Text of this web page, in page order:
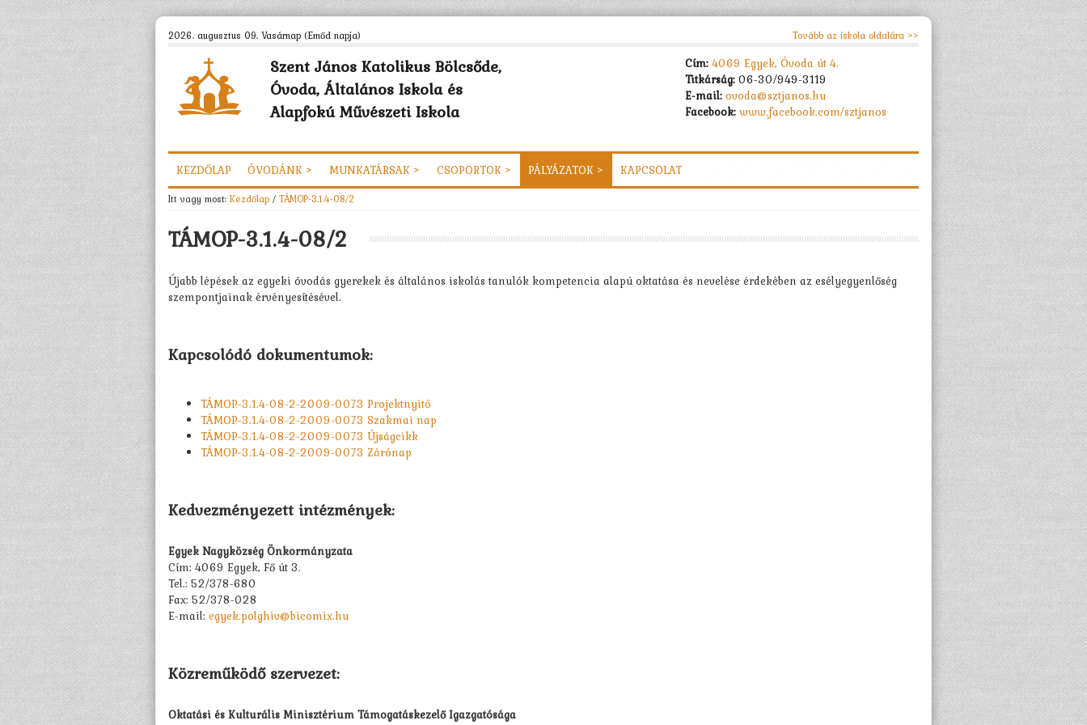
2026. augusztus 09. Vasárnap (Emőd napja) Tovább az iskola oldalára >>
Szent János Katolikus Bölcsőde,
Óvoda, Általános Iskola és
Alapfokú Művészeti Iskola
Cím: 4069 Egyek, Óvoda út 4.
Titkárság:06-30/949-3119
E-mail: ovoda@sztjanos.hu
Facebook: www.facebook.com/sztjanos
KEZDŐLAP ÓVODÁNK > MUNKATÁRSAK > CSOPORTOK > PÁLYÁZATOK > KAPCSOLAT
Itt vagy most: Kezdőlap / TÁMOP-3.1.4-08/2
TÁMOP-3.1.4-08/2
Újabb lépések az egyeki óvodás gyerekek és általános iskolás tanulók kompetencia alapú oktatása és nevelése érdekében az esélyegyenlőség
szempontjainak érvényesítésével.
Kapcsolódó dokumentumok:
TÁMOP-3.1.4-08-2-2009-0073 Projektnyitó
TÁMOP-3.1.4-08-2-2009-0073 Szakmai nap
TÁMOP-3.1.4-08-2-2009-0073 Újságcikk
TÁMOP-3.1.4-08-2-2009-0073 Zárónap
Kedvezményezett intézmények:
Egyek Nagyközség Önkormányzata
Cím: 4069 Egyek, Fő út 3.
Tel.: 52/378-680
Fax: 52/378-028
E-mail: egyek.polghiv@bicomix.hu
Közreműködő szervezet:
Oktatási és Kulturális Minisztérium Támogatáskezelő Igazgatósága